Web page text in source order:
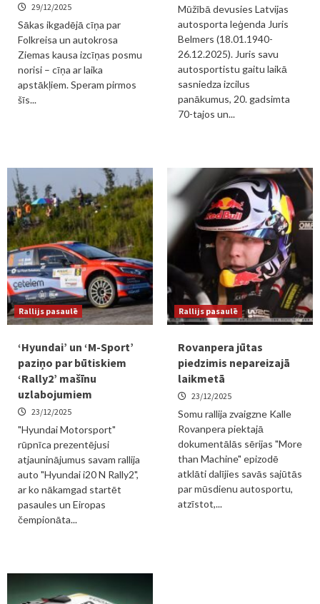
29/12/2025
Sākas ikgadējā cīņa par
Folkreisa un autokrosa
Ziemas kausa izcīņas posmu
norisi – cīņa ar laika
apstākļiem. Speram pirmos
šīs...
Mūžībā devusies Latvijas
autosporta leģenda Juris
Belmers (18.01.1940-
26.12.2025). Juris savu
autosportistu gaitu laikā
sasniedza izcilus
panākumus, 20. gadsimta
70-tajos un...
Rallijs pasaulē
‘Hyundai’ un ‘M-Sport’
paziņo par būtiskiem
‘Rally2’ mašīnu
uzlabojumiem
23/12/2025
"Hyundai Motorsport"
rūpnīca prezentējusi
atjauninājumus savam rallija
auto "Hyundai i20 N Rally2",
ar ko nākamgad startēt
pasaules un Eiropas
čempionāta...
Rallijs pasaulē
Rovanpera jūtas
piedzimis nepareizajā
laikmetā
23/12/2025
Somu rallija zvaigzne Kalle
Rovanpera piektajā
dokumentālās sērijas "More
than Machine" epizodē
atklāti dalījies savās sajūtās
par mūsdienu autosportu,
atzīstot,...